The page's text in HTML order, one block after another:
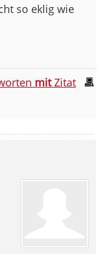
so eklig wie
mitZitat